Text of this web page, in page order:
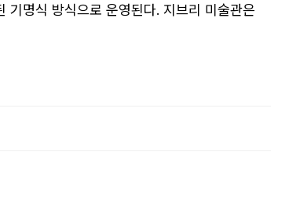
명식 방식으로 운영된다. 지브리 미술관은